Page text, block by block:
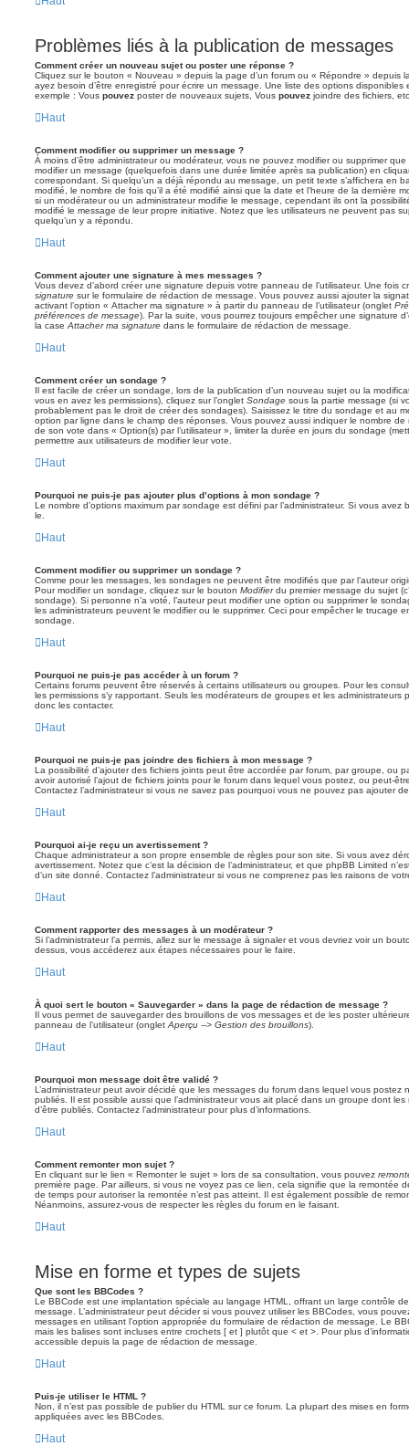
Problèmes liés à la publication de messages
Comment créer un nouveau sujet ou poster une réponse ?
Cliquez sur le bouton « Nouveau » depuis la page d’un forum ou « Répondre » depuis
ayez besoin d’être enregistré pour écrire un message. Une liste des options
exemple : Vous pouvez poster de nouveaux sujets, Vous pouvez joindre des fichiers,
Haut
Comment modifier ou supprimer un message ?
À moins d’être administrateur ou modérateur, vous ne pouvez modifier ou supprimer
modifier un message (quelquefois dans une durée limitée après sa publication) en
correspondant. Si quelqu’un a déjà répondu au message, un petit texte s’affichera en
modifié, le nombre de fois qu’il a été modifié ainsi que la date et l’heure de la dernière
si un modérateur ou un administrateur modifie le message, cependant ils ont la
modifié le message de leur propre initiative. Notez que les utilisateurs ne peuvent pas
quelqu’un y a répondu.
Haut
Comment ajouter une signature à mes messages ?
Vous devez d’abord créer une signature depuis votre panneau de l’utilisateur. Une fois
signature sur le formulaire de rédaction de message. Vous pouvez aussi ajouter la
activant l’option « Attacher ma signature » à partir du panneau de l’utilisateur (onglet
préférences de message). Par la suite, vous pourrez toujours empêcher une signature
la case Attacher ma signature dans le formulaire de rédaction de message.
Haut
Comment créer un sondage ?
Il est facile de créer un sondage, lors de la publication d’un nouveau sujet ou la
vous en avez les permissions), cliquez sur l’onglet Sondage sous la partie message (si
probablement pas le droit de créer des sondages). Saisissez le titre du sondage et au
option par ligne dans le champ des réponses. Vous pouvez aussi indiquer le nombre de
de son vote dans « Option(s) par l’utilisateur », limiter la durée en jours du sondage
permettre aux utilisateurs de modifier leur vote.
Haut
Pourquoi ne puis-je pas ajouter plus d’options à mon sondage ?
Le nombre d’options maximum par sondage est défini par l’administrateur. Si vous avez
le.
Haut
Comment modifier ou supprimer un sondage ?
Comme pour les messages, les sondages ne peuvent être modifiés que par l’auteur
Pour modifier un sondage, cliquez sur le bouton Modifierdu premier message du sujet
sondage). Si personne n’a voté, l’auteur peut modifier une option ou supprimer le
les administrateurs peuvent le modifier ou le supprimer. Ceci pour empêcher le trucage
sondage.
Haut
Pourquoi ne puis-je pas accéder à un forum ?
Certains forums peuvent être réservés à certains utilisateurs ou groupes. Pour les
les permissions s’y rapportant. Seuls les modérateurs de groupes et les
donc les contacter.
Haut
Pourquoi ne puis-je pas joindre des fichiers à mon message ?
La possibilité d’ajouter des fichiers joints peut être accordée par forum, par groupe, ou
avoir autorisé l’ajout de fichiers joints pour le forum dans lequel vous postez, ou peut-
Contactez l’administrateur si vous ne savez pas pourquoi vous ne pouvez pas ajouter
Haut
Pourquoi ai-je reçu un avertissement ?
Chaque administrateur a son propre ensemble de règles pour son site. Si vous avez
avertissement. Notez que c’est la décision de l’administrateur, et que phpBB Limited
d’un site donné. Contactez l’administrateur si vous ne comprenez pas les raisons de
Haut
Comment rapporter des messages à un modérateur ?
Si l’administrateur l’a permis, allez sur le message à signaler et vous devriez voir un
dessus, vous accéderez aux étapes nécessaires pour le faire.
Haut
À quoi sert le bouton « Sauvegarder » dans la page de rédaction de message ?
Il vous permet de sauvegarder des brouillons de vos messages et de les poster
panneau de l’utilisateur (onglet Aperçu --> Gestion des brouillons).
Haut
Pourquoi mon message doit être validé ?
L’administrateur peut avoir décidé que les messages du forum dans lequel vous postez
publiés. Il est possible aussi que l’administrateur vous ait placé dans un groupe dont
d’être publiés. Contactez l’administrateur pour plus d’informations.
Haut
Comment remonter mon sujet ?
En cliquant sur le lien « Remonter le sujet » lors de sa consultation, vous pouvez
première page. Par ailleurs, si vous ne voyez pas ce lien, cela signifie que la remontée
de temps pour autoriser la remontée n’est pas atteint. Il est également possible de
Néanmoins, assurez-vous de respecter les règles du forum en le faisant.
Haut
Mise en forme et types de sujets
Que sont les BBCodes ?
Le BBCode est une implantation spéciale au langage HTML, offrant un large contrôle
message. L’administrateur peut décider si vous pouvez utiliser les BBCodes, vous
messages en utilisant l’option appropriée du formulaire de rédaction de message. Le
mais les balises sont incluses entre crochets [ et ] plutôt que < et >. Pour plus
accessible depuis la page de rédaction de message.
Haut
Puis-je utiliser le HTML ?
Non, il n’est pas possible de publier du HTML sur ce forum. La plupart des mises en
appliquées avec les BBCodes.
Haut